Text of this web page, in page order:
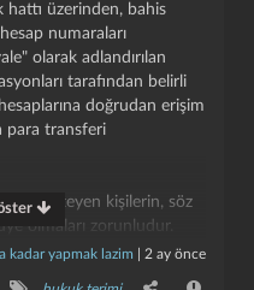
sürekli olarak
bahis paraları
çekilmektedir. bu
sistem üzerinden
dışı bahis
ise yapıyı sevk ve
konumundaki
rağmen, hücre tipi bir
sayıdaki alt kademe
gizli tutmaktadır.
hattı üzerinden, bahis
numaraları
olarak adlandırılan
tarafından belirli
doğrudan erişim
para transferi
isteyen kişilerin, söz
olmaları zorunludur.
ardından kullanıcılar; canlı
kadar yapmak lazim 2 ay önce